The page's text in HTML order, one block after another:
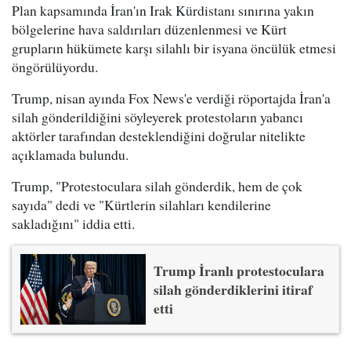
Plan kapsamında İran'ın Irak Kürdistanı sınırına yakın
bölgelerine hava saldırıları düzenlenmesi ve Kürt
grupların hükümete karşı silahlı bir isyana öncülük etmesi
öngörülüyordu.
Trump, nisan ayında Fox News'e verdiği röportajda İran'a
silah gönderildiğini söyleyerek protestoların yabancı
aktörler tarafından desteklendiğini doğrular nitelikte
açıklamada bulundu.
Trump, "Protestoculara silah gönderdik, hem de çok
sayıda" dedi ve "Kürtlerin silahları kendilerine
sakladığını" iddia etti.
Trump İranlı protestoculara
silah gönderdiklerini itiraf
etti